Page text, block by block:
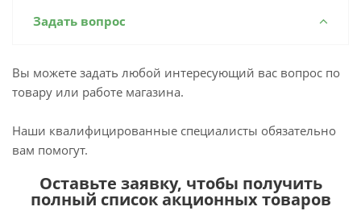
Задать вопрос
Вы можете задать любой интересующий вас вопрос по
товару или работе магазина.
Наши квалифицированные специалисты обязательно
вам помогут.
Оставьте заявку, чтобы получить
полный список акционных товаров